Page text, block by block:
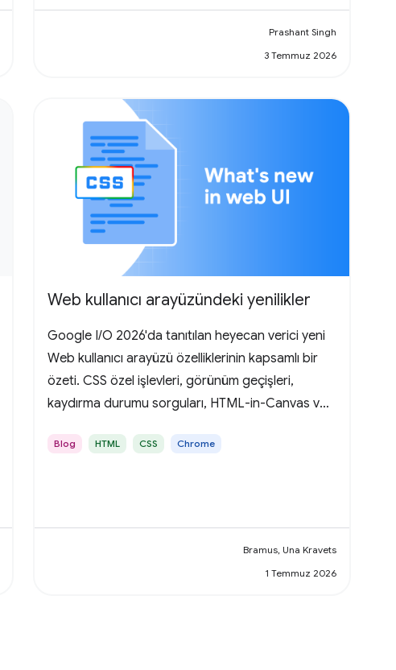
Prashant Singh
3 Temmuz 2026
Web kullanıcı arayüzündeki yenilikler
Google I/O 2026'da tanıtılan heyecan verici yeni
Web kullanıcı arayüzü özelliklerinin kapsamlı bir
özeti. CSS özel işlevleri, görünüm geçişleri,
kaydırma durumu sorguları, HTML-in-Canvas ve
Blog HTML CSS Chrome
Bramus, Una Kravets
1 Temmuz 2026